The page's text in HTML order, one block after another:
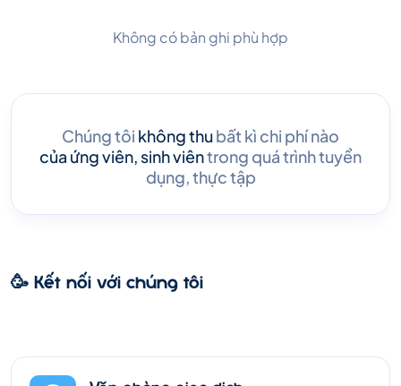
Không có bản ghi phù hợp
Chúng tôi không thubất kì chi phí nào
của ứng viên, sinh viêntrong quá trình tuyển
dụng, thực tập
🥳 Kết nối với chúng tôi